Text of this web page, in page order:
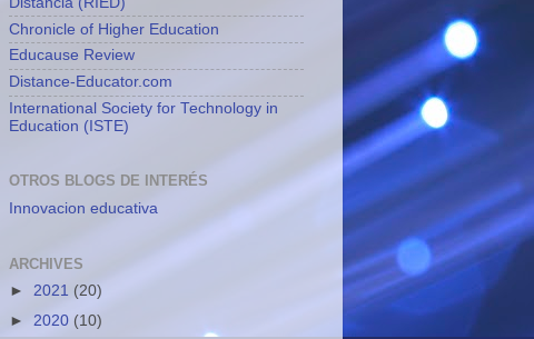
Chronicle of Higher Education
Educause Review
Distance-Educator.com
International Society for Technology in
Education (ISTE)
OTROS BLOGS DE INTERÉS
Innovacion educativa
ARCHIVES
► 2021 (20)
► 2020 (10)